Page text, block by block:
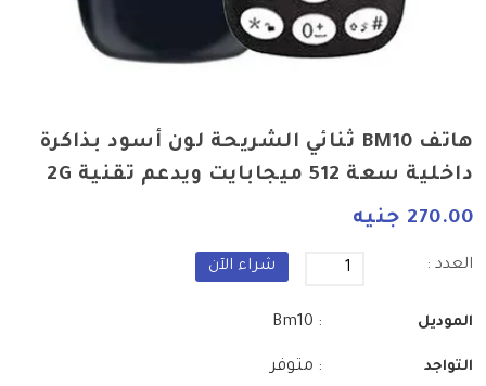
هاتف BM10 ثنائي الشريحة لون أسود بذاكرة
داخلية سعة 512 ميجابايت ويدعم تقنية 2G
270.00 جنيه
العدد : شراء الآن
الموديل : Bm10
التواجد : متوفر